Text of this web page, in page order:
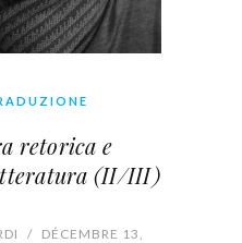
retorica e
(II/III)
/ DÉCEMBRE 13,